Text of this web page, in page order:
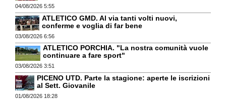
04/08/2026 5:55
ATLETICO GMD. Al via tanti volti nuovi,
conferme e voglia di far bene
03/08/2026 6:56
ATLETICO PORCHIA. "La nostra comunità vuole
continuare a fare sport"
03/08/2026 3:51
PICENO UTD. Parte la stagione: aperte le iscrizioni
al Sett. Giovanile
01/08/2026 18:28